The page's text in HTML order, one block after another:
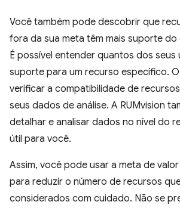
Você também pode descobrir que
fora da sua meta têm mais suporte do
É possível entender quantos dos seus
suporte para um recurso específico.
verificar a compatibilidade de
seus dados de análise. A RUMvision
detalhar e analisar dados no nível do
útil para você.
Assim, você pode usar a meta de
para reduzir o número de recursos
considerados com cuidado. Não se